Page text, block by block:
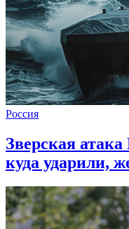
Россия
Зверская
куда ударили,